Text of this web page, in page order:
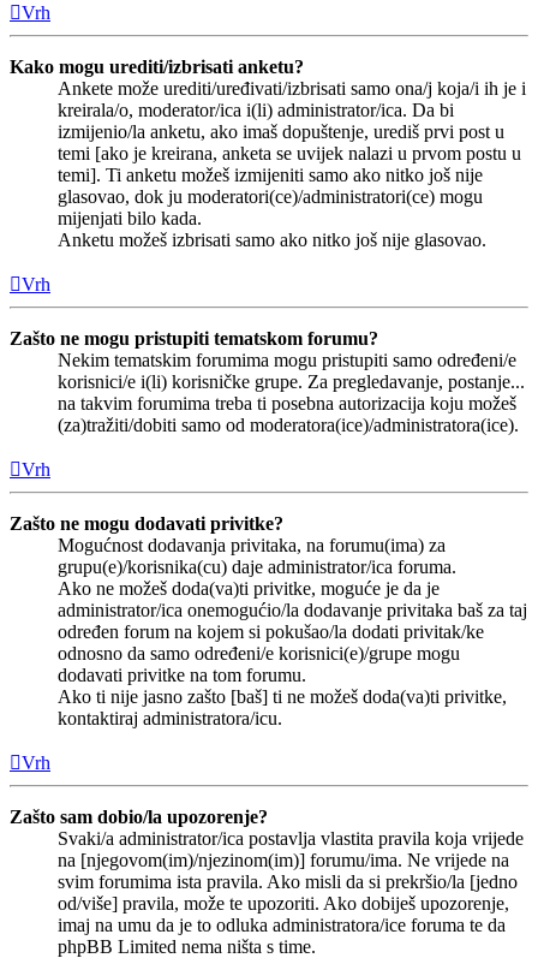
Vrh
Kako mogu urediti/izbrisati anketu?
Ankete može urediti/uređivati/izbrisati samo ona/j koja/i ih je i
kreirala/o, moderator/ica i(li) administrator/ica. Da bi
izmijenio/la anketu, ako imaš dopuštenje, urediš prvi post u
temi [ako je kreirana, anketa se uvijek nalazi u prvom postu u
temi]. Ti anketu možeš izmijeniti samo ako nitko još nije
glasovao, dok ju moderatori(ce)/administratori(ce) mogu
mijenjati bilo kada.
Anketu možeš izbrisati samo ako nitko još nije glasovao.
Vrh
Zašto ne mogu pristupiti tematskom forumu?
Nekim tematskim forumima mogu pristupiti samo određeni/e
korisnici/e i(li) korisničke grupe. Za pregledavanje, postanje...
na takvim forumima treba ti posebna autorizacija koju možeš
(za)tražiti/dobiti samo od moderatora(ice)/administratora(ice).
Vrh
Zašto ne mogu dodavati privitke?
Mogućnost dodavanja privitaka, na forumu(ima) za
grupu(e)/korisnika(cu) daje administrator/ica foruma.
Ako ne možeš doda(va)ti privitke, moguće je da je
administrator/ica onemogućio/la dodavanje privitaka baš za taj
određen forum na kojem si pokušao/la dodati privitak/ke
odnosno da samo određeni/e korisnici(e)/grupe mogu
dodavati privitke na tom forumu.
Ako ti nije jasno zašto [baš] ti ne možeš doda(va)ti privitke,
kontaktiraj administratora/icu.
Vrh
Zašto sam dobio/la upozorenje?
Svaki/a administrator/ica postavlja vlastita pravila koja vrijede
na [njegovom(im)/njezinom(im)] forumu/ima. Ne vrijede na
svim forumima ista pravila. Ako misli da si prekršio/la [jedno
od/više] pravila, može te upozoriti. Ako dobiješ upozorenje,
imaj na umu da je to odluka administratora/ice foruma te da
phpBB Limited nema ništa s time.